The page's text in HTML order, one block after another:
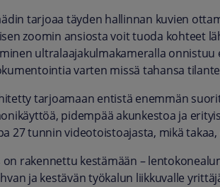
tarjoaa täyden hallinnan kuvien
zoomin ansiosta voit tuoda kohteet
ultralaajakulmakameralla
varten missä tahansa
tarjoamaan entistä enemmän
pidempää akunkestoa ja
27 tunnin videotoistoajasta, mikä
on rakennettu kestämään –
ja kestävän työkalun liikkuvalle